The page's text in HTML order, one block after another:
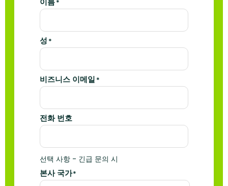
*
성 *
비즈니스 이메일 *
전화 번호
선택 사항 - 긴급 문의 시
본사 국가*